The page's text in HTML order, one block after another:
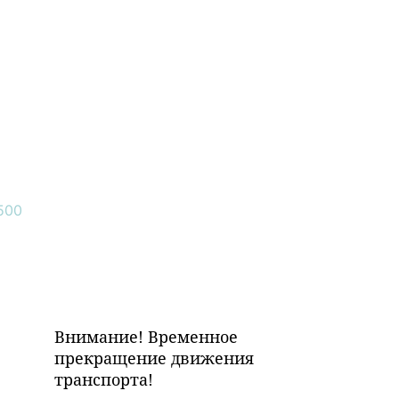
Внимание! Временное
прекращение движения
транспорта!